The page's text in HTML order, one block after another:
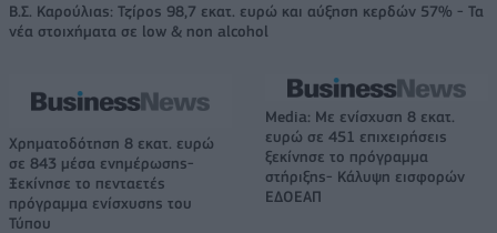
Β.Σ. Καρούλιας: Τζίρος 98,7 εκατ. ευρώ και αύξηση κερδών 57% - Τα
νέα στοιχήματα σε low & non alcohol
Χρηματοδότηση 8 εκατ. ευρώ
σε 843 μέσα ενημέρωσης-
Ξεκίνησε το πενταετές
πρόγραμμα ενίσχυσης του
Τύπου
Media: Με ενίσχυση 8 εκατ.
ευρώ σε 451 επιχειρήσεις
ξεκίνησε το πρόγραμμα
στήριξης- Κάλυψη εισφορών
ΕΔΟΕΑΠ